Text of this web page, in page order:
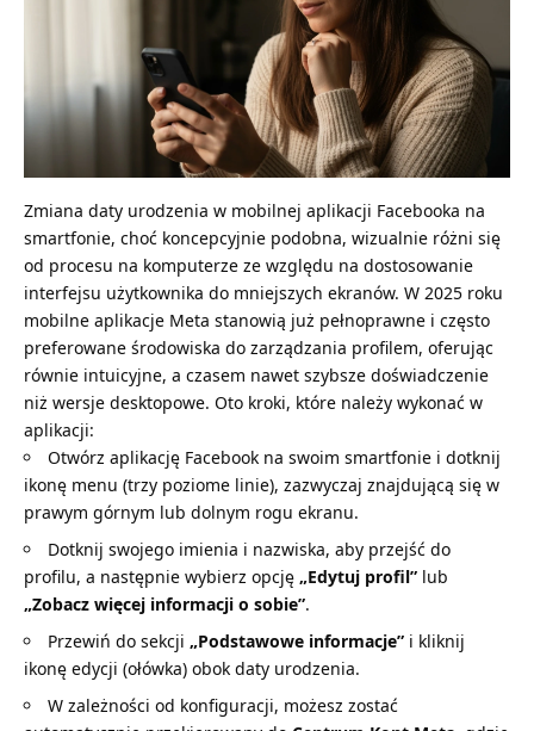
Zmiana daty urodzenia w mobilnej aplikacji Facebooka na
smartfonie, choć koncepcyjnie podobna, wizualnie różni się
od procesu na komputerze ze względu na dostosowanie
interfejsu użytkownika do mniejszych ekranów. W 2025 roku
mobilne aplikacje Meta stanowią już pełnoprawne i często
preferowane środowiska do zarządzania profilem, oferując
równie intuicyjne, a czasem nawet szybsze doświadczenie
niż wersje desktopowe. Oto kroki, które należy wykonać w
aplikacji:
Otwórz aplikację Facebook na swoim smartfonie i dotknij
ikonę menu (trzy poziome linie), zazwyczaj znajdującą się w
prawym górnym lub dolnym rogu ekranu.
Dotknij swojego imienia i nazwiska, aby przejść do
profilu, a następnie wybierz opcję „Edytuj profil” lub
„Zobacz więcej informacji o sobie”.
Przewiń do sekcji „Podstawowe informacje” i kliknij
ikonę edycji (ołówka) obok daty urodzenia.
W zależności od konfiguracji, możesz zostać